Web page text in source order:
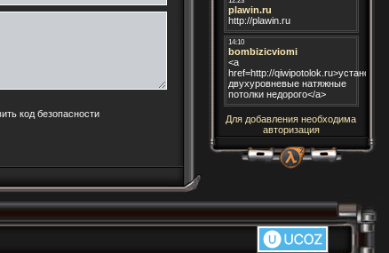
Для добавления необходима
авторизация